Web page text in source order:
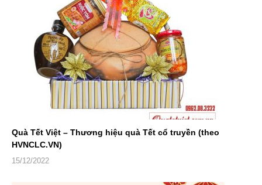
Quà Tết Việt – Thương hiệu quà Tết cổ truyền (theo
HVNCLC.VN)
15/12/2022